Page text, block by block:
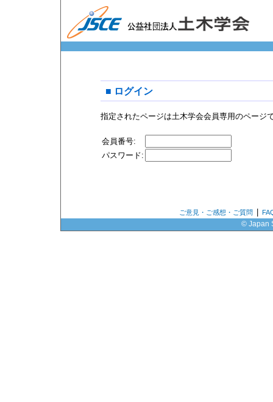
■ ログイン
指定されたページは土木学会会員専用のページ
会員番号:
パスワード:
ご意見・ご感想・ご質問
© Japan